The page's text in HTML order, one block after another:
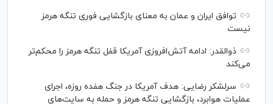
توافق ایران و عمان به معنای بازگشایی فوری تنگه هرمز
نیست
ذوالقدر: ادامه آتش‌افروزی آمریکا قفل تنگه هرمز را محکم‌تر
می‌کند
سرلشکر رضایی: هدف آمریکا در جنگ هفده روزه، اجرای
عملیات هوابرد، بازگشایی تنگه هرمز و حمله به سایت‌های